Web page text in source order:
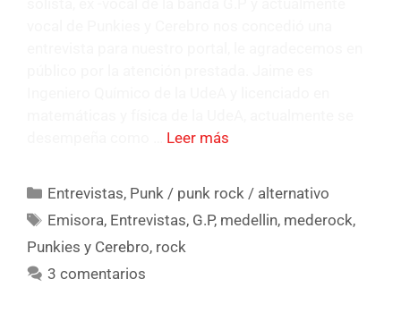
Leer más
Entrevistas, Punk / punk rock / alternativo
Emisora, Entrevistas, G.P, medellin, mederock,
Punkies y Cerebro, rock
3 comentarios